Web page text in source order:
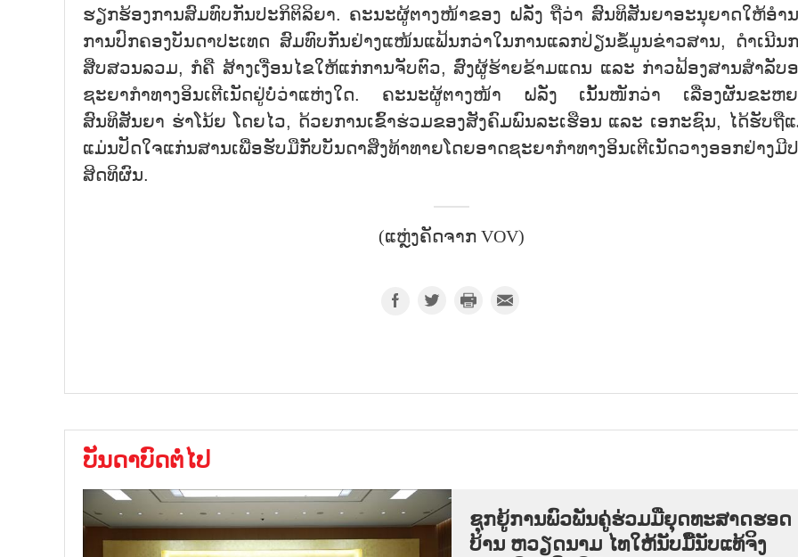
ຮຽກຮ້ອງການສົມທົບກັນປະກິຕິລິຍາ. ຄະນະຜູ້ຕາງໜ້າຂອງ ຝລັ່ງ ຖືວ່າ ສົນທິສັນຍາອະນຸຍາດໃຫ້ອຳ
ການປົກຄອງບັນດາປະເທດ ສົມທົບກັນຢ່າງແໜ້ນແຟ້ນກວ່າໃນການແລກປ່ຽນຂໍ້ມູນຂ່າວສານ, ດຳເນີນ
ສືບສວນລວມ, ກໍຄື ສ້າງເງື່ອນໄຂໃຫ້ແກ່ການຈັບຕົວ, ສົ່ງຜູ້ຮ້າຍຂ້າມແດນ ແລະ ກ່າວຟ້ອງສານສຳລັບ
ຊະຍາກຳທາງອິນເຕີເນັດຢູ່ບໍ່ວ່າແຫ່ງໃດ. ຄະນະຜູ້ຕາງໜ້າ ຝລັ່ງ ເນັ້ນໜັກວ່າ ເລື່ອງຜັນຂະຫ
ສົນທິສັນຍາ ຮ່າໂນ້ຍ ໂດຍໄວ, ດ້ວຍການເຂົ້າຮ່ວມຂອງສັງຄົມພົນລະເຮືອນ ແລະ ເອກະຊົນ, ໄດ້ຮັບຖື
ແມ່ນປັດໃຈແກ່ນສານເພື່ອຮັບມືກັບບັນດາສິ່ງທ້າທາຍໂດຍອາດຊະຍາກຳທາງອິນເຕີເນັດວາງອອກຢ່າງມີ
ສິດທິຜົນ.
(ແຫຼ່ງຄັດຈາກ VOV)
ບັນດາບົດຕໍ່ໄປ
ຊຸກ​ຍູ້​ການ​ພົວ​ພັນ​ຄູ່​ຮ່ວມ​ມື​ຍຸດ​ທະ​ສາດ​ຮອດ​
ບ້ານ ຫວຽດ​ນາມ ໄທ​ໃຫ້​ນັບ​ມື້​ນັບ​ແທ້​ຈິງ